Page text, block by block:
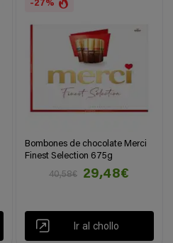
-27%
Bombones de chocolate Merci
Finest Selection 675g
40,58€
29,48€
Ir al chollo